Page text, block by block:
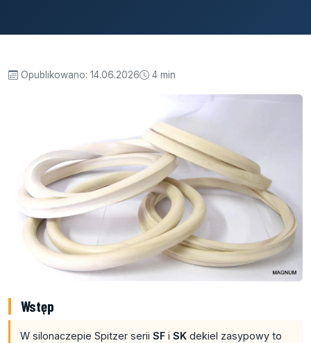
Opublikowano: 14.06.2026 4 min
Wstęp
W silonaczepie Spitzer serii SFi SKdekiel zasypowy to